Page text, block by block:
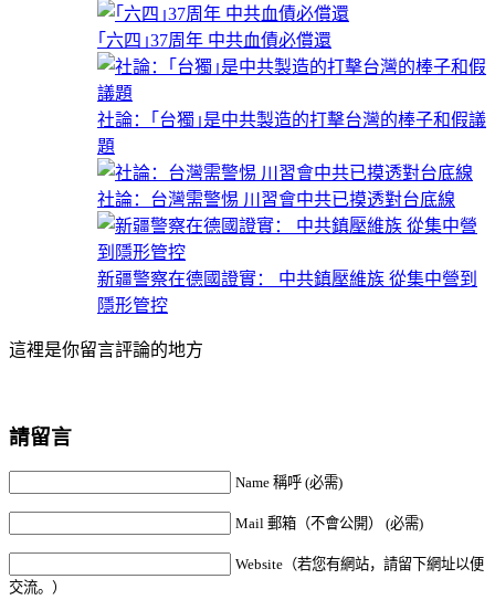
｢六四｣37周年 中共血債必償還
社論：｢台獨｣是中共製造的打擊台灣的棒子和假議
題
社論：台灣需警惕 川習會中共已摸透對台底線
新疆警察在德國證實： 中共鎮壓維族 從集中營到
隱形管控
這裡是你留言評論的地方
請留言
Name 稱呼 (必需)
Mail 郵箱（不會公開） (必需)
Website（若您有網站，請留下網址以便
交流。）